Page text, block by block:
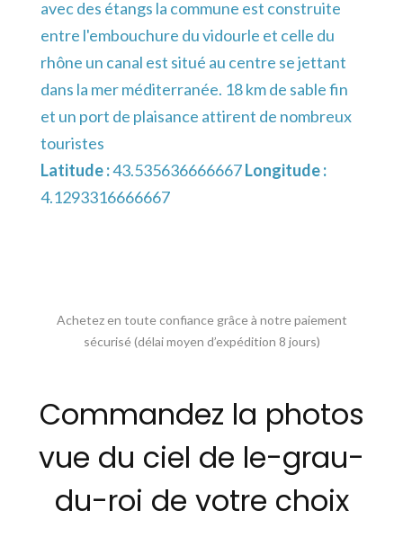
avec des étangs la commune est construite
entre l'embouchure du vidourle et celle du
rhône un canal est situé au centre se jettant
dans la mer méditerranée. 18 km de sable fin
et un port de plaisance attirent de nombreux
touristes
Latitude :43.535636666667Longitude :
4.1293316666667
Achetez en toute confiance grâce à notre paiement
sécurisé (délai moyen d’expédition 8 jours)
Commandez la photos
vue du ciel de le-grau-
du-roi de votre choix